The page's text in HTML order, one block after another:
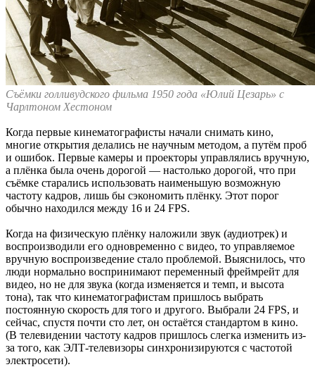
Съёмки голливудского фильма 1950 года «Юлий Цезарь» с
Чарлтоном Хестоном
Когда первые кинематографисты начали снимать кино,
многие открытия делались не научным методом, а путём проб
и ошибок. Первые камеры и проекторы управлялись вручную,
а плёнка была очень дорогой — настолько дорогой, что при
съёмке старались использовать наименьшую возможную
частоту кадров, лишь бы сэкономить плёнку. Этот порог
обычно находился между 16 и 24 FPS.
Когда на физическую плёнку наложили звук (аудиотрек) и
воспроизводили его одновременно с видео, то управляемое
вручную воспроизведение стало проблемой. Выяснилось, что
люди нормально воспринимают переменный фреймрейт для
видео, но не для звука (когда изменяется и темп, и высота
тона), так что кинематографистам пришлось выбрать
постоянную скорость для того и другого. Выбрали 24 FPS, и
сейчас, спустя почти сто лет, он остаётся стандартом в кино.
(В телевидении частоту кадров пришлось слегка изменить из-
за того, как ЭЛТ-телевизоры синхронизируются с частотой
электросети).